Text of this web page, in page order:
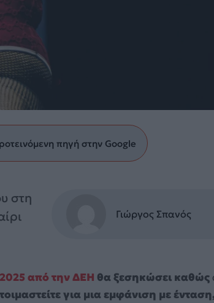
πηγή στην Google
στη
Γιώργος Σπανός
από την ΔΕΗ θα ξεσηκώσει καθώς
για μια εμφάνιση με